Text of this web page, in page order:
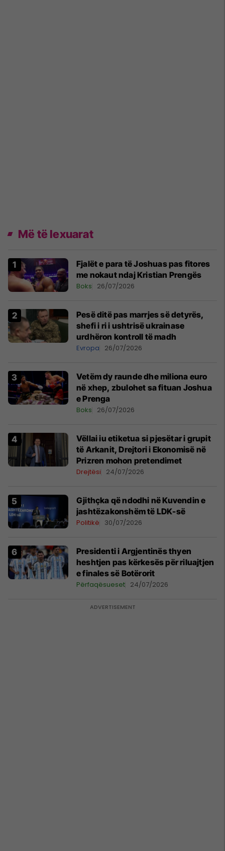
Më të lexuarat
Fjalët e para të Joshuas pas fitores
me nokaut ndaj Kristian Prengës
Boks 26/07/2026
Pesë ditë pas marrjes së detyrës,
shefi i ri i ushtrisë ukrainase
urdhëron kontroll të madh
Evropa 26/07/2026
Vetëm dy raunde dhe miliona euro
në xhep, zbulohet sa fituan Joshua
e Prenga
Boks 26/07/2026
Vëllai iu etiketua si pjesëtar i grupit
të Arkanit, Drejtori i Ekonomisë në
Prizren mohon pretendimet
Drejtësi 24/07/2026
Gjithçka që ndodhi në Kuvendin e
jashtëzakonshëm të LDK-së
Politikë 30/07/2026
Presidenti i Argjentinës thyen
heshtjen pas kërkesës për riluajtjen
e finales së Botërorit
Përfaqësueset 24/07/2026